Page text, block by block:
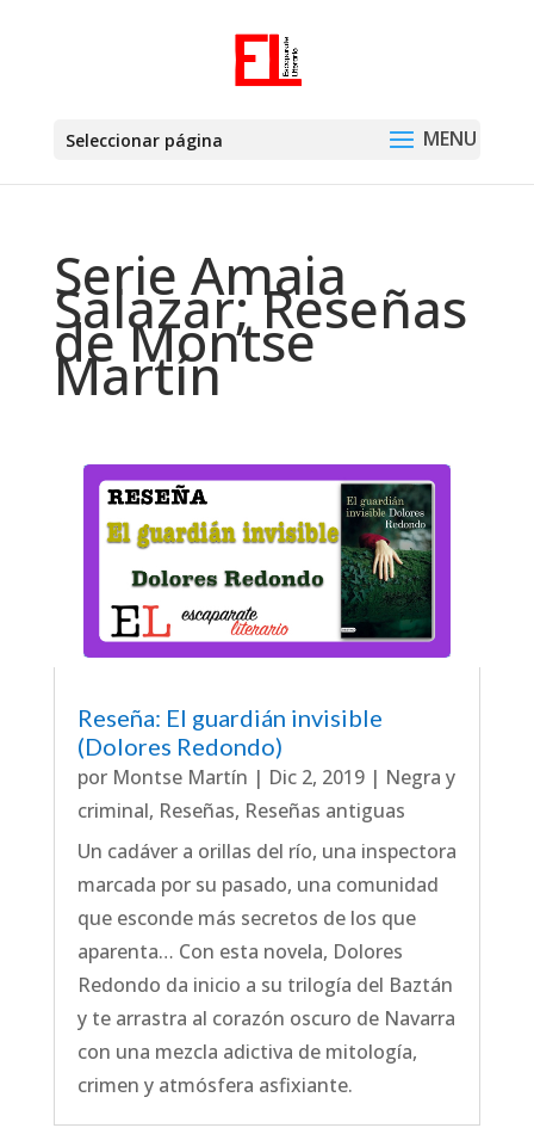
Seleccionar página
Serie Amaia
Salazar; Reseñas
de Montse
Martín
Reseña: El guardián invisible
(Dolores Redondo)
por Montse Martín | Dic 2, 2019| Negra y
criminal, Reseñas, Reseñas antiguas
Un cadáver a orillas del río, una inspectora
marcada por su pasado, una comunidad
que esconde más secretos de los que
aparenta… Con esta novela, Dolores
Redondo da inicio a su trilogía del Baztán
y te arrastra al corazón oscuro de Navarra
con una mezcla adictiva de mitología,
crimen y atmósfera asfixiante.